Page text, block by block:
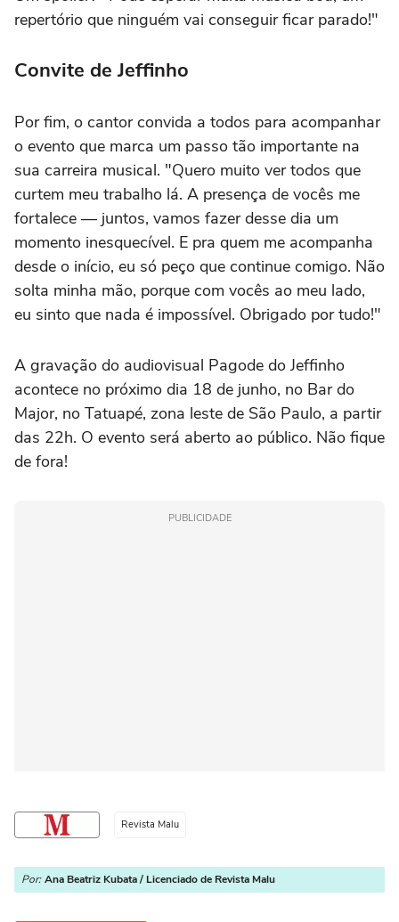
repertório que ninguém vai conseguir ficar parado!"
Convite de Jeffinho
Por fim, o cantor convida a todos para acompanhar
o evento que marca um passo tão importante na
sua carreira musical. "Quero muito ver todos que
curtem meu trabalho lá. A presença de vocês me
fortalece — juntos, vamos fazer desse dia um
momento inesquecível. E pra quem me acompanha
desde o início, eu só peço que continue comigo. Não
solta minha mão, porque com vocês ao meu lado,
eu sinto que nada é impossível. Obrigado por tudo!"
A gravação do audiovisual Pagode do Jeffinho
acontece no próximo dia 18 de junho, no Bar do
Major, no Tatuapé, zona leste de São Paulo, a partir
das 22h. O evento será aberto ao público. Não fique
de fora!
PUBLICIDADE
Revista Malu
Por: Ana Beatriz Kubata / Licenciado de Revista Malu